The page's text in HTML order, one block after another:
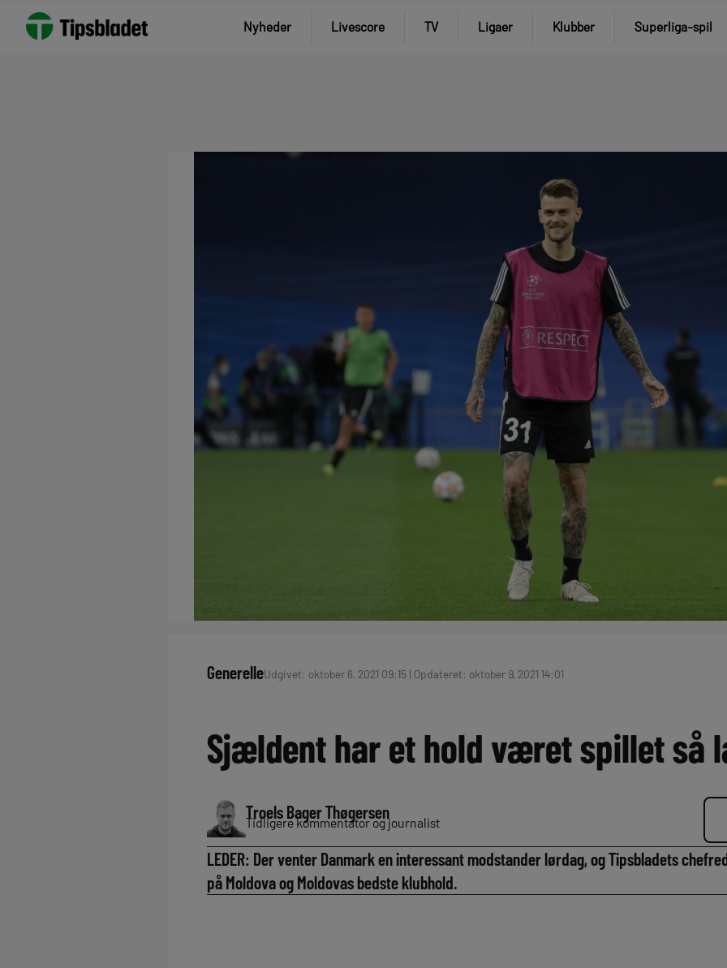
Nyheder Livescore TV Ligaer Klubber Superliga-spil
GenerelleUdgivet: oktober 6, 2021 09:15 | Opdateret: oktober 9, 2021 14:01
Sjældent har et hold været spillet så
Troels Bager Thøgersen
Tidligere kommentator og journalist
LEDER: Der venter Danmark en interessant modstander lørdag, og Tipsbladets
på Moldova og Moldovas bedste klubhold.